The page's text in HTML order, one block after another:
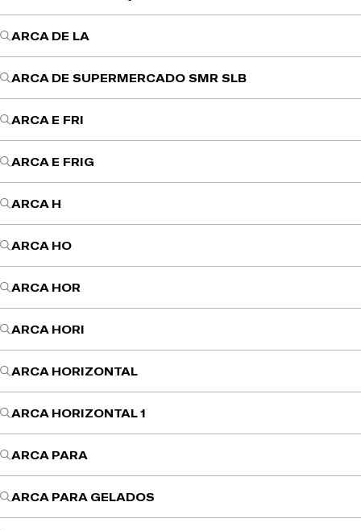
ARCA DE LA
ARCA DE SUPERMERCADO SMR SLB
ARCA E FRI
ARCA E FRIG
ARCA H
ARCA HO
ARCA HOR
ARCA HORI
ARCA HORIZONTAL
ARCA HORIZONTAL 1
ARCA PARA
ARCA PARA GELADOS